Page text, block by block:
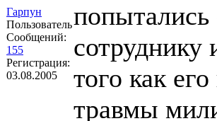
Гарпун
Пользователь
Сообщений:
155
Регистрация:
03.08.2005
попытались
сотруднику
того как
травмы